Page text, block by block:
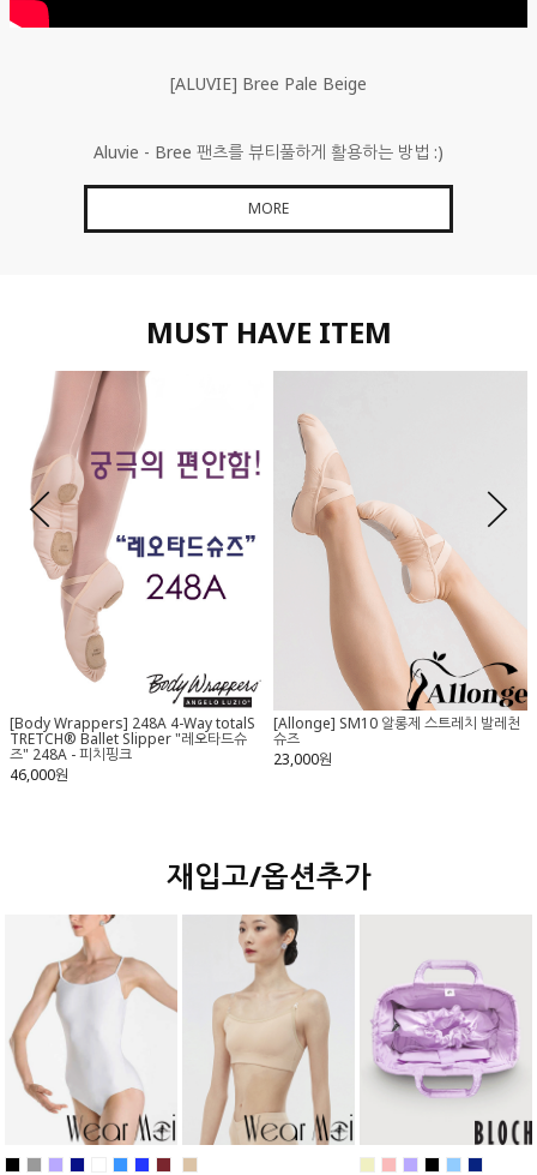
[ALUVIE] Bree Pale Beige
Aluvie - Bree 팬츠를 뷰티풀하게 활용하는 방법 :)
MORE
MUST HAVE ITEM
[Body Wrappers] 248A 4-Way totalS
TRETCH® Ballet Slipper "레오타드슈
즈" 248A - 피치핑크
46,000원
[Allonge] SM10 알롱제 스트레치 발레천
슈즈
23,000원
재입고/옵션추가